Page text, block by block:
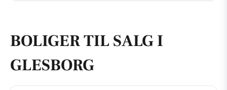
BOLIGER TIL SALG I
GLESBORG